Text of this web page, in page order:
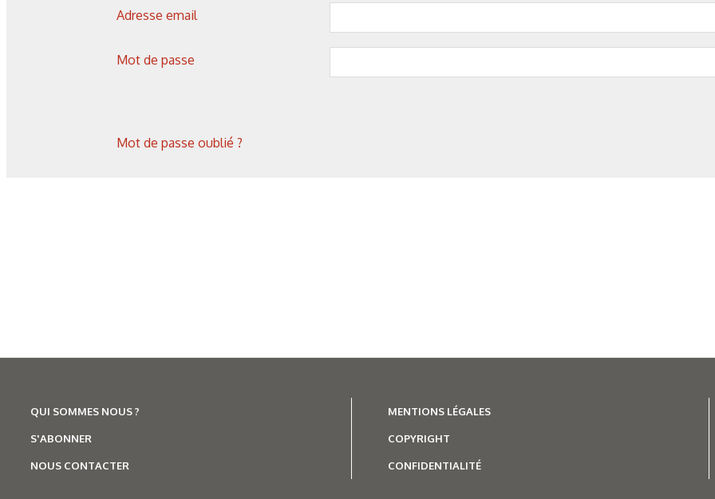
Caractérisation des hydrures
de titane : revue des principales
N°500 - Mai / Juin 2026
Traitements thermiques
Adresse email
Mot de passe
Mot de passe oublié ?
QUI SOMMES NOUS ?
S'ABONNER
NOUS CONTACTER
MENTIONS LÉGALES
COPYRIGHT
CONFIDENTIALITÉ